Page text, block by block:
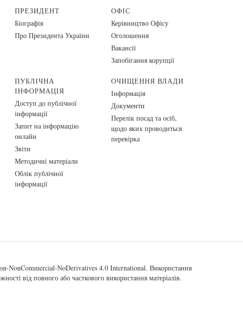
ПРЕЗИДЕНТ
Біографія
Про Президента України
ОФІС
Керівництво Офісу
Оголошення
Вакансії
Запобігання корупції
ПУБЛІЧНА
ІНФОРМАЦІЯ
Доступ до публічної
інформації
Запит на інформацію
онлайн
Звіти
Методичні матеріали
Облік публічної
інформації
ОЧИЩЕННЯ ВЛАДИ
Інформація
Документи
Перелік посад та осіб,
щодо яких проводиться
перевірка
NonCommercial-NoDerivatives 4.0 International. Використання
від повного або часткового використання матеріалів.